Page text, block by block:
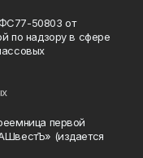
50803 от
по надзору в сфере
первой
(издается